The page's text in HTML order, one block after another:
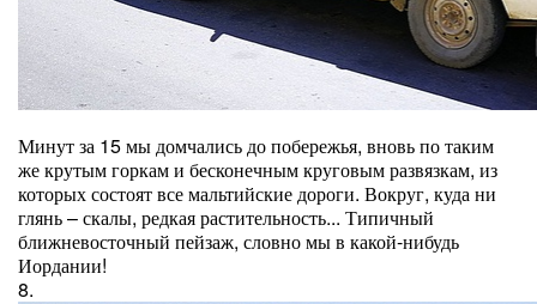
Минут за 15 мы домчались до побережья, вновь по таким
же крутым горкам и бесконечным круговым развязкам, из
которых состоят все мальтийские дороги. Вокруг, куда ни
глянь – скалы, редкая растительность... Типичный
ближневосточный пейзаж, словно мы в какой-нибудь
Иордании!
8.